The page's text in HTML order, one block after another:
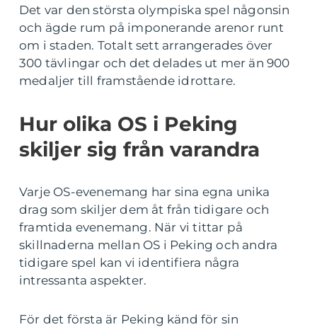
Det var den största olympiska spel någonsin
och ägde rum på imponerande arenor runt
om i staden. Totalt sett arrangerades över
300 tävlingar och det delades ut mer än 900
medaljer till framstående idrottare.
Hur olika OS i Peking
skiljer sig från varandra
Varje OS-evenemang har sina egna unika
drag som skiljer dem åt från tidigare och
framtida evenemang. När vi tittar på
skillnaderna mellan OS i Peking och andra
tidigare spel kan vi identifiera några
intressanta aspekter.
För det första är Peking känd för sin